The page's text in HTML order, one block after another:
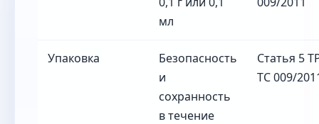
мл
Упаковка
Безопасность
и
сохранность
в течение
Статья 5
ТС 009/